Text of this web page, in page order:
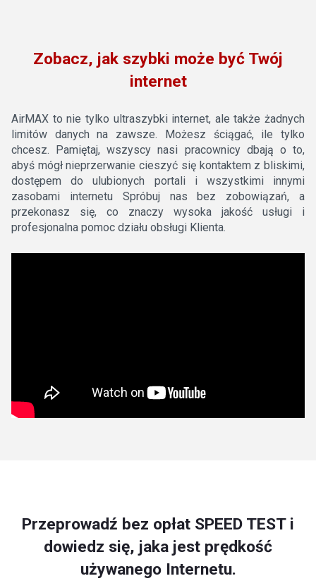
Zobacz, jak szybki może być Twój
internet
AirMAX to nie tylko ultraszybki internet, ale także żadnych
limitów danych na zawsze. Możesz ściągać, ile tylko
chcesz. Pamiętaj, wszyscy nasi pracownicy dbają o to,
abyś mógł nieprzerwanie cieszyć się kontaktem z bliskimi,
dostępem do ulubionych portali i wszystkimi innymi
zasobami internetu Spróbuj nas bez zobowiązań, a
przekonasz się, co znaczy wysoka jakość usługi i
profesjonalna pomoc działu obsługi Klienta.
Przeprowadź bez opłat SPEED TEST i
dowiedz się, jaka jest prędkość
używanego Internetu.